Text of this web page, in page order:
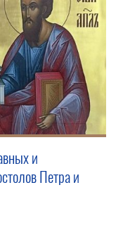
и
Петра и